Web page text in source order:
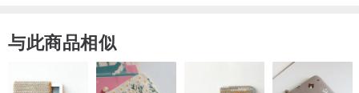
与此商品相似